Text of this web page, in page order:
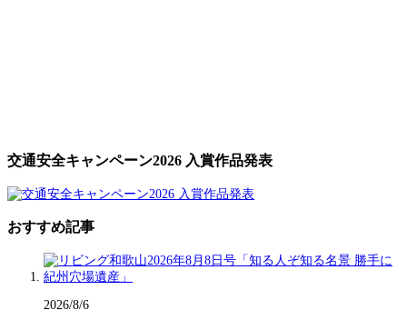
交通安全キャンペーン2026 入賞作品発表
おすすめ記事
2026/8/6